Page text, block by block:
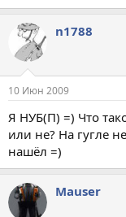
n1788
10 Июн 2009
Я НУБ(П) =) Что
или не? На гугле
нашёл =)
Mauser